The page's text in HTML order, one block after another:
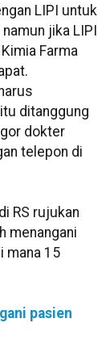
LIPI untuk
jika LIPI
Farma
ditanggung
dokter
telepon di
RS rujukan
menangani
mana 15
pasien